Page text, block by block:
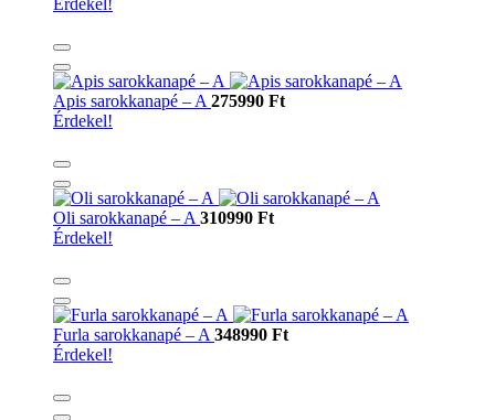
Érdekel!
Apis sarokkanapé – A 275990 Ft
Érdekel!
Oli sarokkanapé – A 310990 Ft
Érdekel!
Furla sarokkanapé – A 348990 Ft
Érdekel!